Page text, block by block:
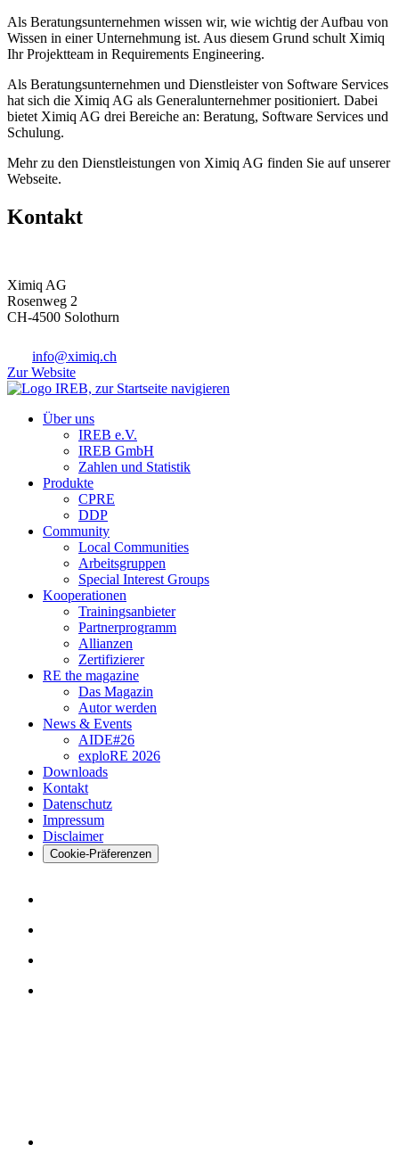
Als Beratungsunternehmen wissen wir, wie wichtig der Aufbau von
Wissen in einer Unternehmung ist. Aus diesem Grund schult Ximiq
Ihr Projektteam in Requirements Engineering.
Als Beratungsunternehmen und Dienstleister von Software Services
hat sich die Ximiq AG als Generalunternehmer positioniert. Dabei
bietet Ximiq AG drei Bereiche an: Beratung, Software Services und
Schulung.
Mehr zu den Dienstleistungen von Ximiq AG finden Sie auf unserer
Webseite.
Kontakt
Ximiq AG
Rosenweg 2
CH-4500 Solothurn
info@ximiq.ch
Zur Website
Über uns
IREB e.V.
IREB GmbH
Zahlen und Statistik
Produkte
CPRE
DDP
Community
Local Communities
Arbeitsgruppen
Special Interest Groups
Kooperationen
Trainingsanbieter
Partnerprogramm
Allianzen
Zertifizierer
RE the magazine
Das Magazin
Autor werden
News & Events
AIDE#26
exploRE 2026
Downloads
Kontakt
Datenschutz
Impressum
Disclaimer
Cookie-Präferenzen